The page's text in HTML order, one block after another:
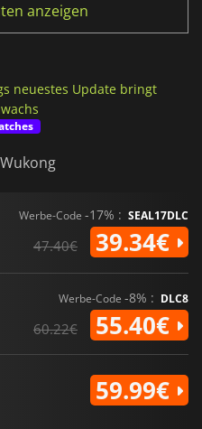
anzeigen
neuestes Update bringt
Werbe-Code -17% : SEAL17DLC
47.40€ 39.34€
Werbe-Code -8% : DLC8
60.22€ 55.40€
59.99€